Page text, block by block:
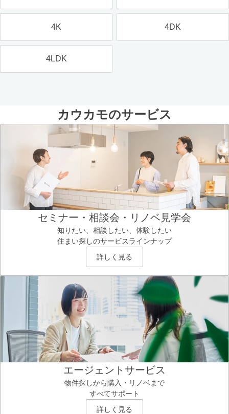
4K 4DK
4LDK
カウカモのサービス
セミナー・相談会・リノベ見学会
知りたい、相談したい、体験したい
住まい探しのサービスラインナップ
詳しく見る
エージェントサービス
物件探しから購入・リノベまで
すべてサポート
詳しく見る